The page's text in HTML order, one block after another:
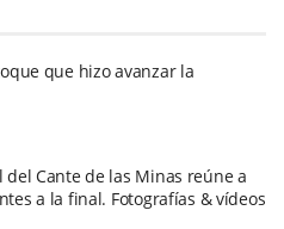
que hizo avanzar la
del Cante de las Minas reúne a
a la final. Fotografías & vídeos